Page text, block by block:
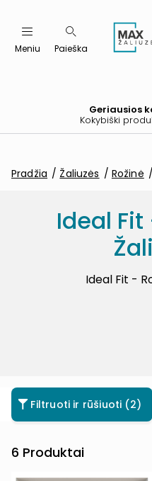
Meniu Paieška
Geriausios
Kokybiški
Pradžia Žaliuzės Rožinė
Ideal
Ideal Fit -
Filtruoti ir rūšiuoti (2)
6 Produktai